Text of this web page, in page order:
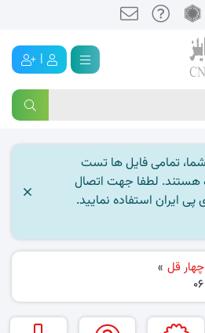
|
تمامی فایل ها تست
هستند. لطفا جهت اتصال
پی ایران استفاده نمایید.
چهار قل »